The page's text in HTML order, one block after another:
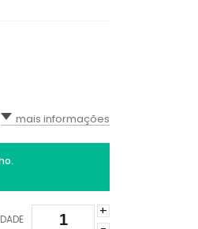
mais informações
+